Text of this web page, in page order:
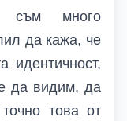
съм много
да кажа, че
идентичност,
да видим, да
това от